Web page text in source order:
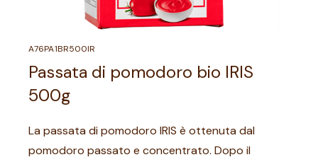
A76PA1BR500IR
Passata di pomodoro bio IRIS
500g
La passata di pomodoro IRIS è ottenuta dal
pomodoro passato e concentrato. Dopo il